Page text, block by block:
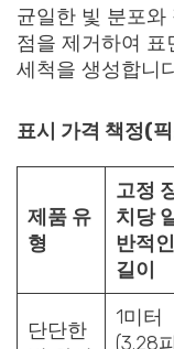
균일한 빛 분포와
점을 제거하여 표
세척을 생성합니
표시 가격 책정(
제품 유
형
고정
치당
반적인
길이
단단한
1미터
(3.28피